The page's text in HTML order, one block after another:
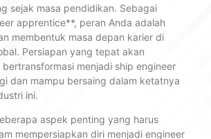
sejak masa pendidikan. Sebagai
apprentice**, peran Anda adalah
membentuk masa depan karier di
Persiapan yang tepat akan
menjadi ship engineer
dan mampu bersaing dalam ketatnya
ini.
aspek penting yang harus
mempersiapkan diri menjadi engineer